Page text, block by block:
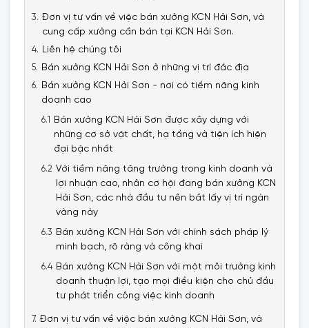
Đơn vị tư vấn về việc bán xưởng KCN Hải Sơn, và
cung cấp xưởng cần bán tại KCN Hải Sơn.
Liên hệ chúng tôi
Bán xưởng KCN Hải Sơn ở những vị trí đắc địa
Bán xưởng KCN Hải Sơn - nơi có tiềm năng kinh
doanh cao
Bán xưởng KCN Hải Sơn được xây dựng với
những cơ sở vật chất, hạ tầng và tiện ích hiện
đại bậc nhất
Với tiềm năng tăng trưởng trong kinh doanh và
lợi nhuận cao, nhân cơ hội đang bán xưởng KCN
Hải Sơn, các nhà đầu tư nên bắt lấy vị trí ngàn
vàng này
Bán xưởng KCN Hải Sơn với chính sách pháp lý
minh bạch, rõ ràng và công khai
Bán xưởng KCN Hải Sơn với một môi trưởng kinh
doanh thuận lợi, tạo mọi điều kiện cho chủ đầu
tư phát triển công việc kinh doanh
Đơn vị tư vấn về việc bán xưởng KCN Hải Sơn, và